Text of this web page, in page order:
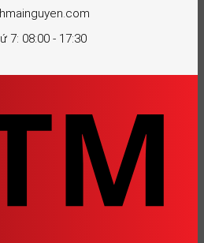
7: 08:00 - 17:30